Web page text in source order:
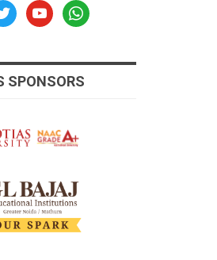
youtubewhatsapp
SPONSORS